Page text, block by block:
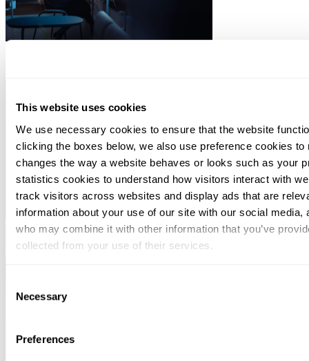
This website uses cookies
We use necessary cookies to ensure that the website
clicking the boxes below, we also use preference cookies
changes the way a website behaves or looks such as your
statistics cookies to understand how visitors interact with
track visitors across websites and display ads that are
information about your use of our site with our social
who may combine it with other information that you’ve
collected from your use of their services.
bottom of the webpage.
Selection
Necessary
Preferences
July 14, 2026Yrityksen käyvän arvon määrittäminen – mitä KHO:n
tuoreet ratkaisut tarkoittavat käytännössä?